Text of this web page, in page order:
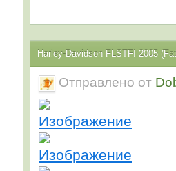
Harley-Davidson FLSTFI 2005
Отправлено от